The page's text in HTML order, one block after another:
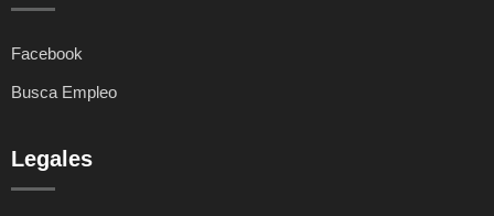
Facebook
Busca Empleo
Legales